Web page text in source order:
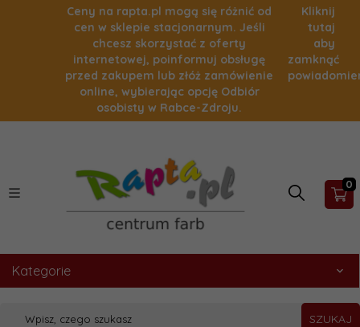
Ceny na rapta.pl mogą się różnić od
cen w sklepie stacjonarnym. Jeśli
chcesz skorzystać z oferty
internetowej, poinformuj obsługę
przed zakupem lub złóż zamówienie
online, wybierając opcję Odbiór
osobisty w Rabce-Zdroju.
Kliknij
tutaj
aby
zamknąć
0
Kategorie
SZUKAJ